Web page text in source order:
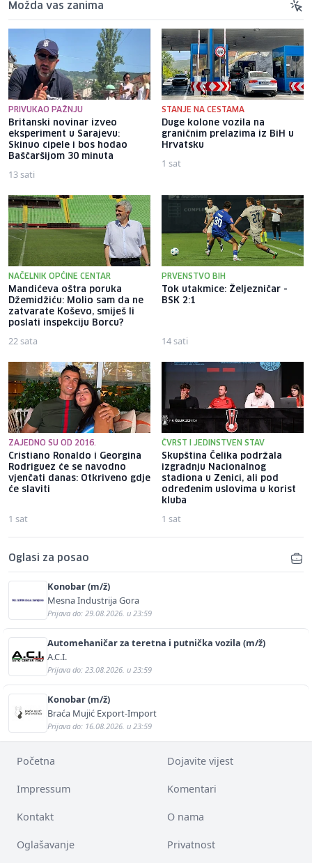
Možda vas zanima
PRIVUKAO PAŽNJU
Britanski novinar izveo
eksperiment u Sarajevu:
Skinuo cipele i bos hodao
Baščaršijom 30 minuta
13 sati
STANJE NA CESTAMA
Duge kolone vozila na
graničnim prelazima iz BiH u
Hrvatsku
1 sat
NAČELNIK OPĆINE CENTAR
Mandićeva oštra poruka
Džemidžiću: Molio sam da ne
zatvarate Koševo, smiješ li
poslati inspekciju Borcu?
22 sata
PRVENSTVO BIH
Tok utakmice: Željezničar -
BSK 2:1
14 sati
ZAJEDNO SU OD 2016.
Cristiano Ronaldo i Georgina
Rodriguez će se navodno
vjenčati danas: Otkriveno gdje
će slaviti
1 sat
ČVRST I JEDINSTVEN STAV
Skupština Čelika podržala
izgradnju Nacionalnog
stadiona u Zenici, ali pod
određenim uslovima u korist
kluba
1 sat
Oglasi za posao
Konobar (m/ž)
Mesna Industrija Gora
Prijava do: 29.08.2026. u 23:59
Automehaničar za teretna i putnička vozila (m/ž)
A.C.I.
Prijava do: 23.08.2026. u 23:59
Konobar (m/ž)
Braća Mujić Export-Import
Prijava do: 16.08.2026. u 23:59
Početna Dojavite vijest
Impressum Komentari
Kontakt O nama
Oglašavanje Privatnost